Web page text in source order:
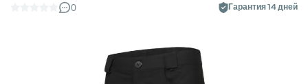
0 Гарантия 14 дней